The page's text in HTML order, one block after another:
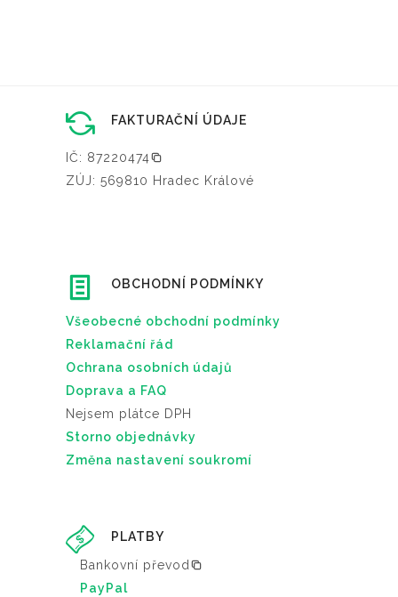
FAKTURAČNÍ ÚDAJE
IČ: 87220474
ZÚJ: 569810 Hradec Králové
OBCHODNÍ PODMÍNKY
Všeobecné obchodní podmínky
Reklamační řád
Ochrana osobních údajů
Doprava a FAQ
Nejsem plátce DPH
Storno objednávky
Změna nastavení soukromí
PLATBY
Bankovní převod
PayPal